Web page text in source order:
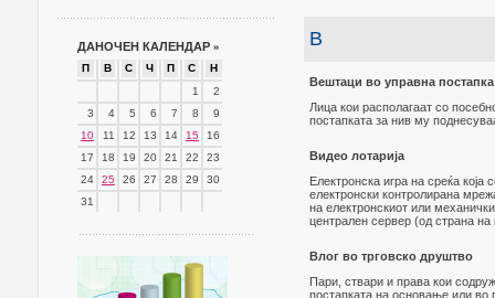
ДАНОЧЕН КАЛЕНДАР »
П В С Ч П С
Н
1
2
3
4 5 6 7 8
9
10
11 12 13 14 15
16
17
18 19 20 21 22
23
24
25 26 27 28 29
30
31
В
Вештаци во управна постапка
Лица кои располагаат со
постапката за нив му
Видео лотарија
Електронска игра на среќа
електронски контролирана
на електронскиот или
централен сервер (од страна на
Влог во трговско друштво
Пари, ствари и права кои
постапката на основање или во